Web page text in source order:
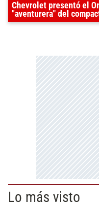
Chevrolet presentó el
"aventurera" del
Lo más visto